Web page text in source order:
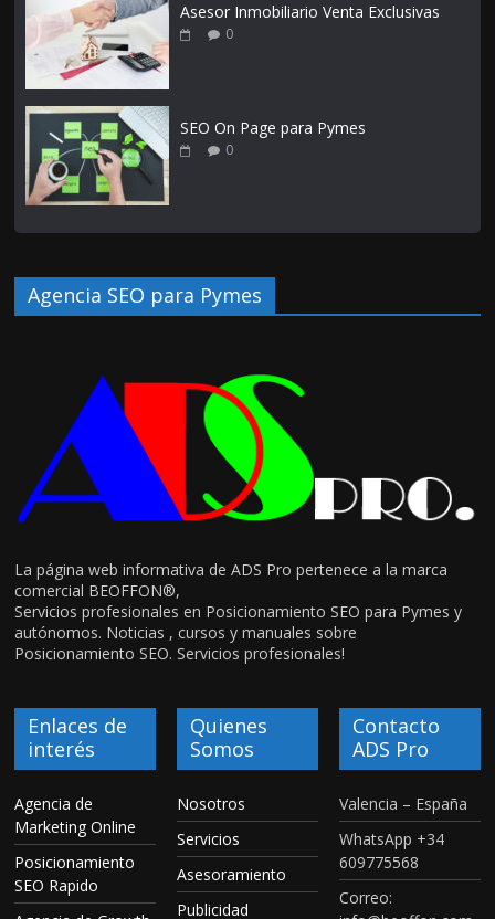
Asesor Inmobiliario Venta Exclusivas
0
SEO On Page para Pymes
0
Agencia SEO para Pymes
La página web informativa de ADS Pro pertenece a la marca
comercial BEOFFON®,
Servicios profesionales en Posicionamiento SEO para Pymes y
autónomos. Noticias , cursos y manuales sobre
Posicionamiento SEO. Servicios profesionales!
Enlaces de
interés
Agencia de
Marketing Online
Posicionamiento
SEO Rapido
Quienes
Somos
Nosotros
Servicios
Asesoramiento
Publicidad
Contacto
ADS Pro
Valencia – España
WhatsApp +34
609775568
Correo: